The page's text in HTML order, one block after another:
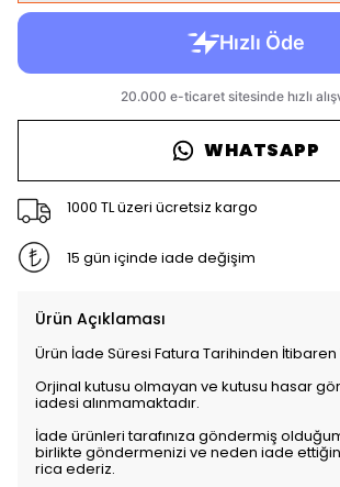
WHATSAPP
1000 TL üzeri ücretsiz kargo
15 gün içinde iade değişim
Ürün Açıklaması
Ürün İade Süresi Fatura Tarihinden İtibaren
Orjinal kutusu olmayan ve kutusu hasar
iadesi alınmamaktadır.
İade ürünleri tarafınıza göndermiş
birlikte göndermenizi ve neden iade
rica ederiz.